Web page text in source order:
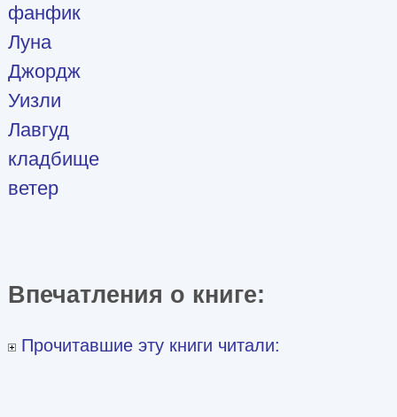
фанфик
Луна
Джордж
Уизли
Лавгуд
кладбище
ветер
Впечатления о книге:
Прочитавшие эту книги читали: